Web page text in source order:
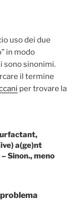
uso dei due
in modo
sono sinonimi.
il termine
per trovare la
a(ge)nt
Sinon., meno